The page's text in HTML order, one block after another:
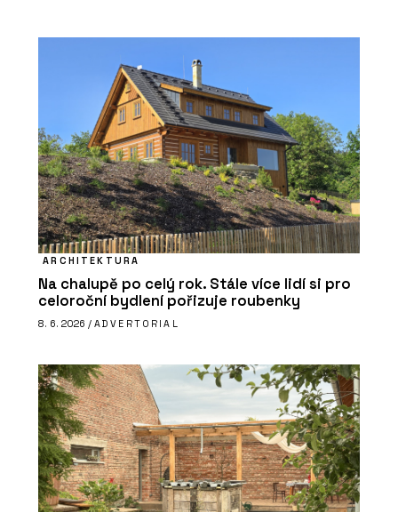
ARCHITEKTURA
Na chalupě po celý rok. Stále více lidí si pro
celoroční bydlení pořizuje roubenky
8. 6. 2026 / ADVERTORIAL